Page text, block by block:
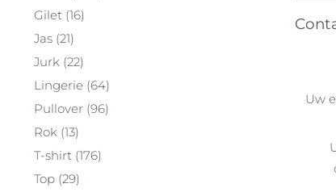
Gilet (16)
Jas (21)
Jurk (22)
Lingerie (64)
Pullover (96)
Rok (13)
T-shirt (176)
Top (29)
Uw